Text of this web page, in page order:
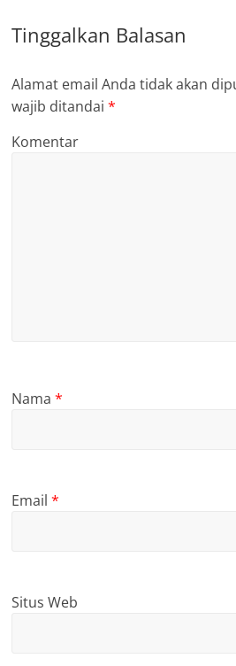
Tinggalkan Balasan
Alamat email Anda tidak akan
wajib ditandai*
Komentar
Nama*
Email*
Situs Web